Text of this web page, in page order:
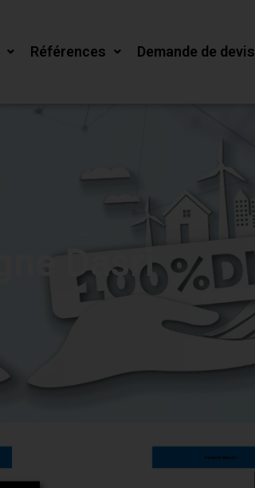
Références Demande de devis
Dasri